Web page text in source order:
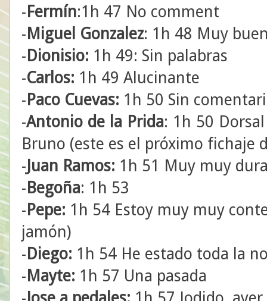
- Fermín:1h 47 No comment
- Miguel Gonzalez: 1h 48 Muy
- Dionisio: 1h 49: Sin palabras
-Carlos: 1h 49 Alucinante
- Paco Cuevas: 1h 50 Sin
-Antonio de la Prida: 1h 50
Bruno (este es el próximo fichaje
- Juan Ramos: 1h 51 Muy muy
- Begoña: 1h 53
- Pepe: 1h 54 Estoy muy muy
jamón)
- Diego: 1h 54 He estado toda la
- Mayte: 1h 57 Una pasada